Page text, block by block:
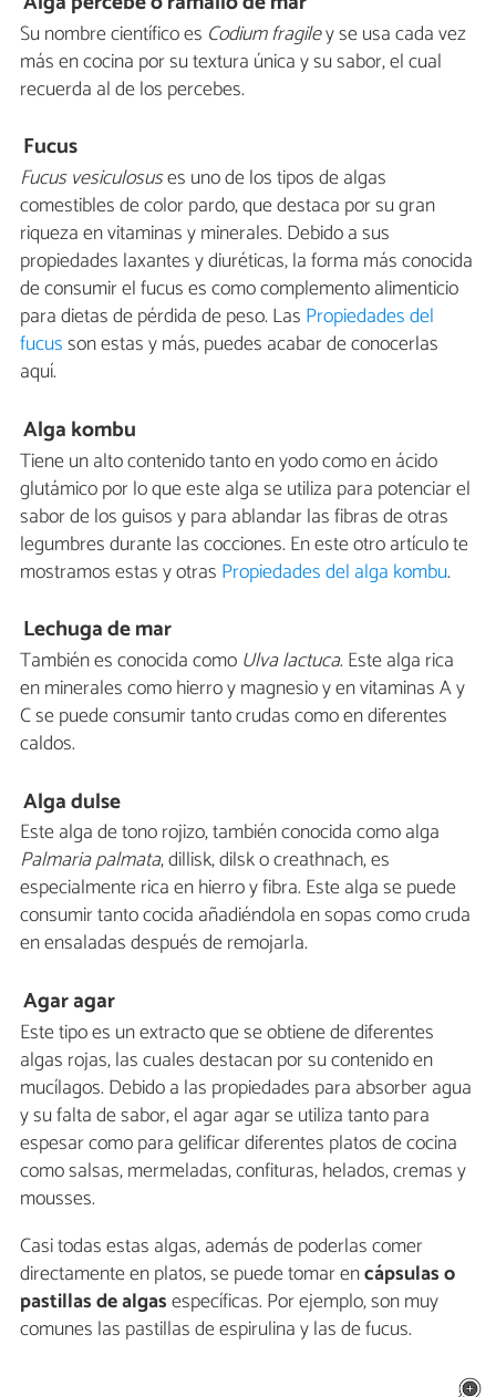
Su nombre científico es Codium fragiley se usa cada vez
más en cocina por su textura única y su sabor, el cual
recuerda al de los percebes.
Fucus
Fucus vesiculosuses uno de los tipos de algas
comestibles de color pardo, que destaca por su gran
riqueza en vitaminas y minerales. Debido a sus
propiedades laxantes y diuréticas, la forma más conocida
de consumir el fucus es como complemento alimenticio
para dietas de pérdida de peso. Las Propiedades del
fucusson estas y más, puedes acabar de conocerlas
aquí.
Alga kombu
Tiene un alto contenido tanto en yodo como en ácido
glutámico por lo que este alga se utiliza para potenciar el
sabor de los guisos y para ablandar las fibras de otras
legumbres durante las cocciones. En este otro artículo te
mostramos estas y otras Propiedades del alga kombu.
Lechuga de mar
También es conocida como Ulva lactuca. Este alga rica
en minerales como hierro y magnesio y en vitaminas A y
C se puede consumir tanto crudas como en diferentes
caldos.
Alga dulse
Este alga de tono rojizo, también conocida como alga
Palmaria palmata, dillisk, dilsk o creathnach, es
especialmente rica en hierro y fibra. Este alga se puede
consumir tanto cocida añadiéndola en sopas como cruda
en ensaladas después de remojarla.
Agar agar
Este tipo es un extracto que se obtiene de diferentes
algas rojas, las cuales destacan por su contenido en
mucílagos. Debido a las propiedades para absorber agua
y su falta de sabor, el agar agar se utiliza tanto para
espesar como para gelificar diferentes platos de cocina
como salsas, mermeladas, confituras, helados, cremas y
mousses.
Casi todas estas algas, además de poderlas comer
directamente en platos, se puede tomar encápsulas o
pastillas de algasespecíficas. Por ejemplo, son muy
comunes las pastillas de espirulina y las de fucus.